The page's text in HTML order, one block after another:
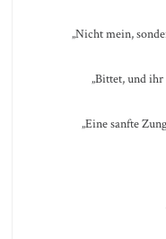
„Nicht mein,
„Bittet, und ihr
„Eine sanfte